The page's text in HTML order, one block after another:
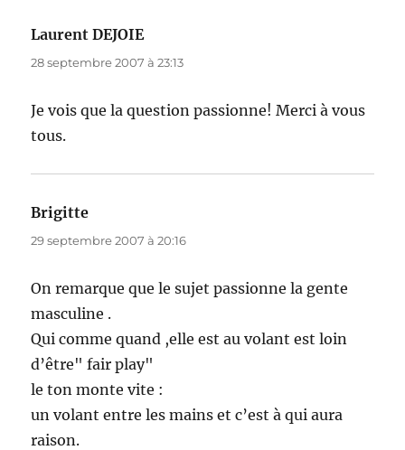
Laurent DEJOIEdit :
28 septembre 2007 à 23:13
Je vois que la question passionne! Merci à vous
tous.
Brigitte
29 septembre 2007 à 20:16
On remarque que le sujet passionne la gente
masculine .
Qui comme quand ,elle est au volant est loin
d’être" fair play"
le ton monte vite :
un volant entre les mains et c’est à qui aura
raison.